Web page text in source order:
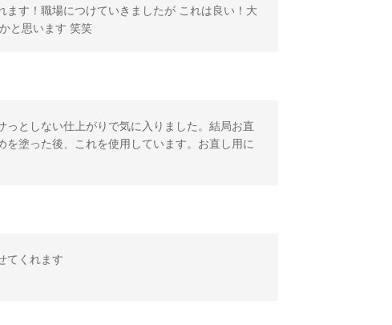
す！職場につけていきましたが これは良い！大
と思います 笑笑
としない仕上がりで気に入りました。結局お直
塗った後、これを使用しています。お直し用に
てくれます